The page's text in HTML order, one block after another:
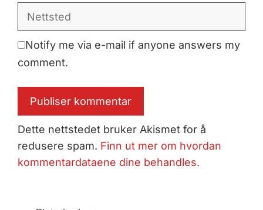
Notify me via e-mail if anyone answers my
comment.
Dette nettstedet bruker Akismet for å
redusere spam. Finn ut mer om hvordan
kommentardataene dine behandles.